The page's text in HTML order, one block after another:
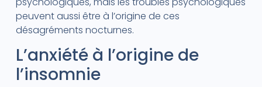
peuvent aussi être à l’origine de ces
désagréments nocturnes.
L’anxiété à l’origine de
l’insomnie